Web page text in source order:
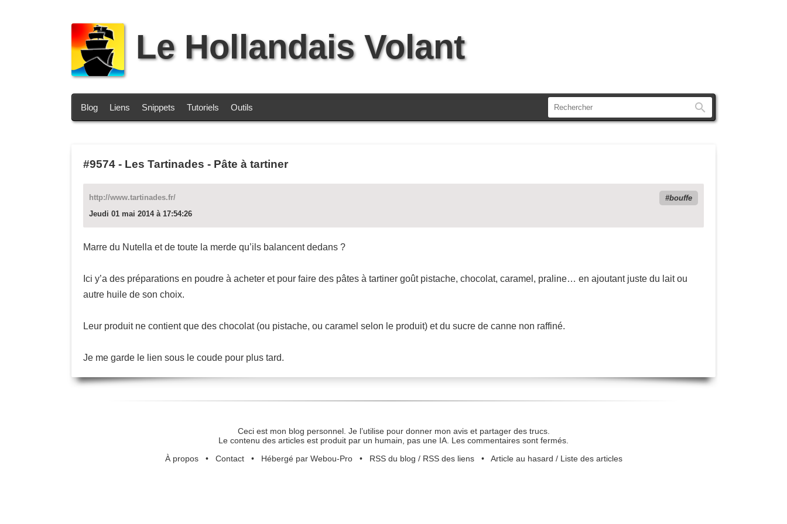
Le Hollandais Volant
Blog Liens Snippets Tutoriels Outils
#9574 - Les Tartinades - Pâte à tartiner
http://www.tartinades.fr/
bouffe
Jeudi 01 mai 2014 à 17:54:26
Marre du Nutella et de toute la merde qu’ils balancent dedans ?
Ici y’a des préparations en poudre à acheter et pour faire des pâtes à tartiner goût pistache, chocolat, caramel, praline… en ajoutant juste du lait ou
autre huile de son choix.
Leur produit ne contient que des chocolat (ou pistache, ou caramel selon le produit) et du sucre de canne non raffiné.
Je me garde le lien sous le coude pour plus tard.
Ceci est mon blog personnel. Je l’utilise pour donner mon avis et partager des trucs.
Le contenu des articles est produit par un humain, pas une IA. Les commentaires sont fermés.
À propos• Contact• Hébergé par Webou-Pro• RSS du blog / RSS des liens• Article au hasard / Liste des articles